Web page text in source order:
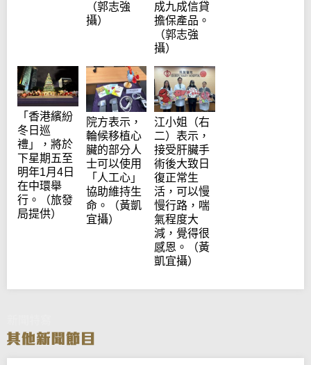
（郭志強
攝）
成九成信貸
擔保產品。
（郭志強
攝）
「香港繽紛
冬日巡
禮」，將於
下星期五至
明年1月4日
在中環舉
行。（旅發
局提供）
院方表示，
輪候移植心
臟的部分人
士可以使用
「人工心」
協助維持生
命。（黃凱
宜攝）
江小姐（右
二）表示，
接受肝臟手
術後大致日
復正常生
活，可以慢
慢行路，喘
氣程度大
減，覺得很
感恩。（黃
凱宜攝）